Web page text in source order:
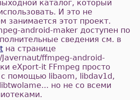
каталог, который
И это не
занимается этот проект.
android-maker доступен по
сведения см. в
на странице
ffmpeg-android-
eXport-it FFmpeg просто
помощью libaom, libdav1d,
но не со всеми